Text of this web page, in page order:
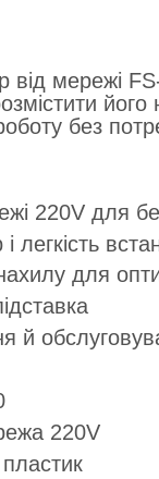
від мережі
без
220V для
легкість
для
й
220V